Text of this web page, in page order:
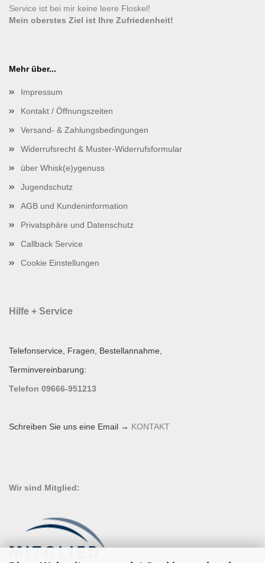
Service ist bei mir keine leere Floskel!
Mein oberstes Ziel ist Ihre Zufriedenheit!
Mehr über...
Impressum
Kontakt / Öffnungszeiten
Versand- & Zahlungsbedingungen
Widerrufsrecht & Muster-Widerrufsformular
über Whisk(e)ygenuss
Jugendschutz
AGB und Kundeninformation
Privatsphäre und Datenschutz
Callback Service
Cookie Einstellungen
Hilfe + Service
Telefonservice, Fragen, Bestellannahme,
Terminvereinbarung:
Telefon 09666-951213
Schreiben Sie uns eine Email → KONTAKT
Wir sind Mitglied: